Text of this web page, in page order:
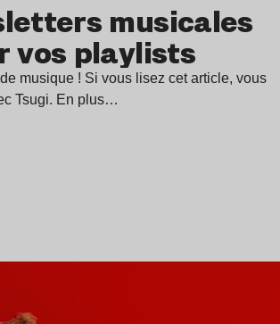
musicales
vos playlists
musique ! Si vous lisez cet article, vous
Tsugi. En plus…